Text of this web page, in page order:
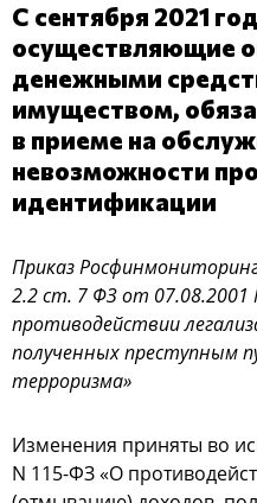
С сентября 2021
осуществляющие
денежными
имуществом,
в приеме на
невозможности
идентификации
Приказ
2.2 ст. 7 ФЗ от 07.08.2001
противодействии
полученных преступным
терроризма»
Изменения приняты во
N 115-ФЗ «О